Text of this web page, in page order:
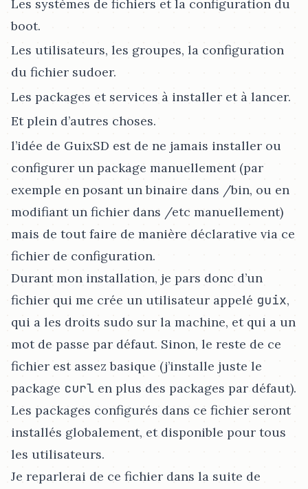
Les systèmes de fichiers et la configuration du
boot.
Les utilisateurs, les groupes, la configuration
du fichier sudoer.
Les packages et services à installer et à lancer.
Et plein d’autres choses.
l’idée de GuixSD est de ne jamais installer ou
configurer un package manuellement (par
exemple en posant un binaire dans /bin, ou en
modifiant un fichier dans /etc manuellement)
mais de tout faire de manière déclarative via ce
fichier de configuration.
Durant mon installation, je pars donc d’un
fichier qui me crée un utilisateur appelé guix,
qui a les droits sudo sur la machine, et qui a un
mot de passe par défaut. Sinon, le reste de ce
fichier est assez basique (j’installe juste le
package curl en plus des packages par défaut).
Les packages configurés dans ce fichier seront
installés globalement, et disponible pour tous
les utilisateurs.
Je reparlerai de ce fichier dans la suite de